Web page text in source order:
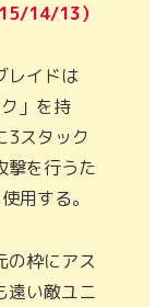
14/13）
レイドは
」を持
3スタック
撃を行うた
用する。
の枠にアス
遠い敵ユニ